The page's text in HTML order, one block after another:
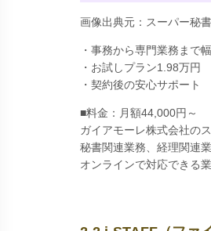
画像出典元：スーパー秘
・事務から専門業務まで
・お試しプラン1.98万円
・契約後の安心サポート
■料金：月額44,000円～
ガイアモーレ株式会社の
秘書関連業務、経理関連
オンラインで対応できる